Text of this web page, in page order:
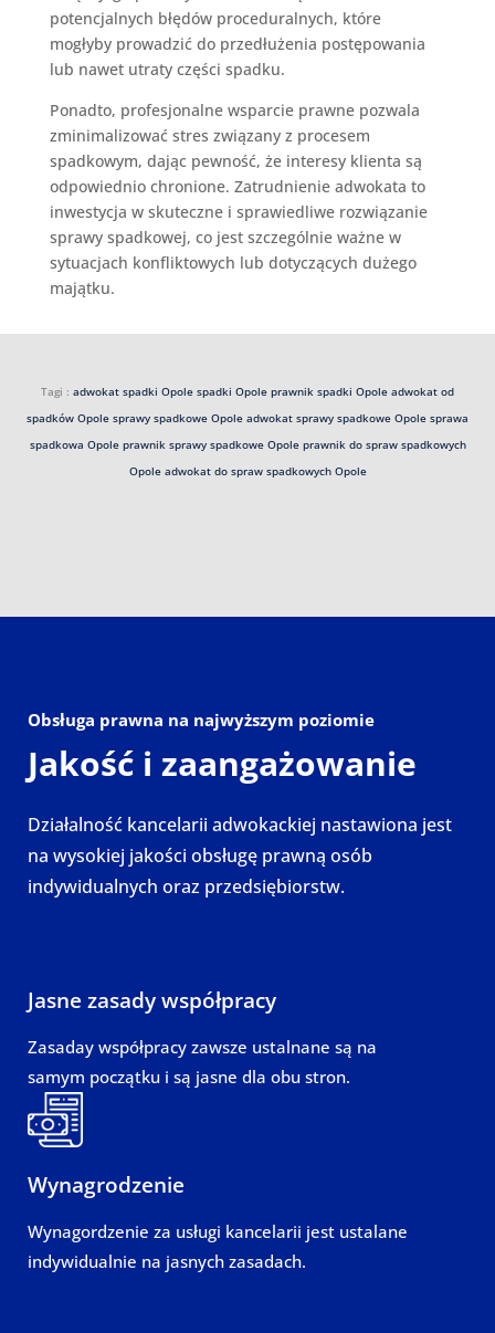
potencjalnych błędów proceduralnych, które
mogłyby prowadzić do przedłużenia postępowania
lub nawet utraty części spadku.
Ponadto, profesjonalne wsparcie prawne pozwala
zminimalizować stres związany z procesem
spadkowym, dając pewność, że interesy klienta są
odpowiednio chronione. Zatrudnienie adwokata to
inwestycja w skuteczne i sprawiedliwe rozwiązanie
sprawy spadkowej, co jest szczególnie ważne w
sytuacjach konfliktowych lub dotyczących dużego
majątku.
Tagi : adwokat spadki Opole spadki Opole prawnik spadki Opole adwokat od
spadków Opole sprawy spadkowe Opole adwokat sprawy spadkowe Opole sprawa
spadkowa Opole prawnik sprawy spadkowe Opole prawnik do spraw spadkowych
Opole adwokat do spraw spadkowych Opole
Obsługa prawna na najwyższym poziomie
Jakość i zaangażowanie
Działalność kancelarii adwokackiej nastawiona jest
na wysokiej jakości obsługę prawną osób
indywidualnych oraz przedsiębiorstw.
Jasne zasady współpracy
Zasaday współpracy zawsze ustalnane są na
samym początku i są jasne dla obu stron.
Wynagrodzenie
Wynagordzenie za usługi kancelarii jest ustalane
indywidualnie na jasnych zasadach.